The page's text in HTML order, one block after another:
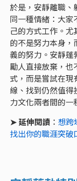
於是，安靜離職、
同一種情緒：大
己的方式工作。
的不是努力本身
義的努力。安靜蓬
勵人直接放棄，也
式，而是嘗試在現
線、找到仍然值得
力文化兩者間的一
➤延伸閱讀 ： 想跨
找出你的職涯突破